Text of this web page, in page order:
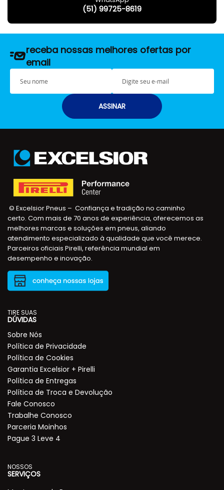
(51) 99725-8619
receba nossas melhores ofertas por
email
S
u
E
m
a
ASSINAR
© Excelsior Pneus – Confiança e tradição no caminho
certo. Com mais de 70 anos de experiência, oferecemos as
melhores marcas e soluções em pneus, aliando
atendimento especializado à qualidade que você merece.
Parceiros oficiais Pirelli, referência mundial em
desempenho e inovação.
TIRE SUAS
DÚVIDAS
Sobre Nós
Política de Privacidade
Política de Cookies
Garantia Excelsior + Pirelli
Política de Entregas
Política de Troca e Devolução
Fale Conosco
Trabalhe Conosco
Parceria Moinhos
Pague 3 Leve 4
NOSSOS
SERVIÇOS